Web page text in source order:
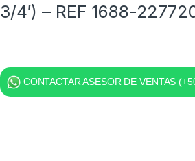
3/4′) – REF 1688-
CONTACTAR ASESOR DE VENTAS